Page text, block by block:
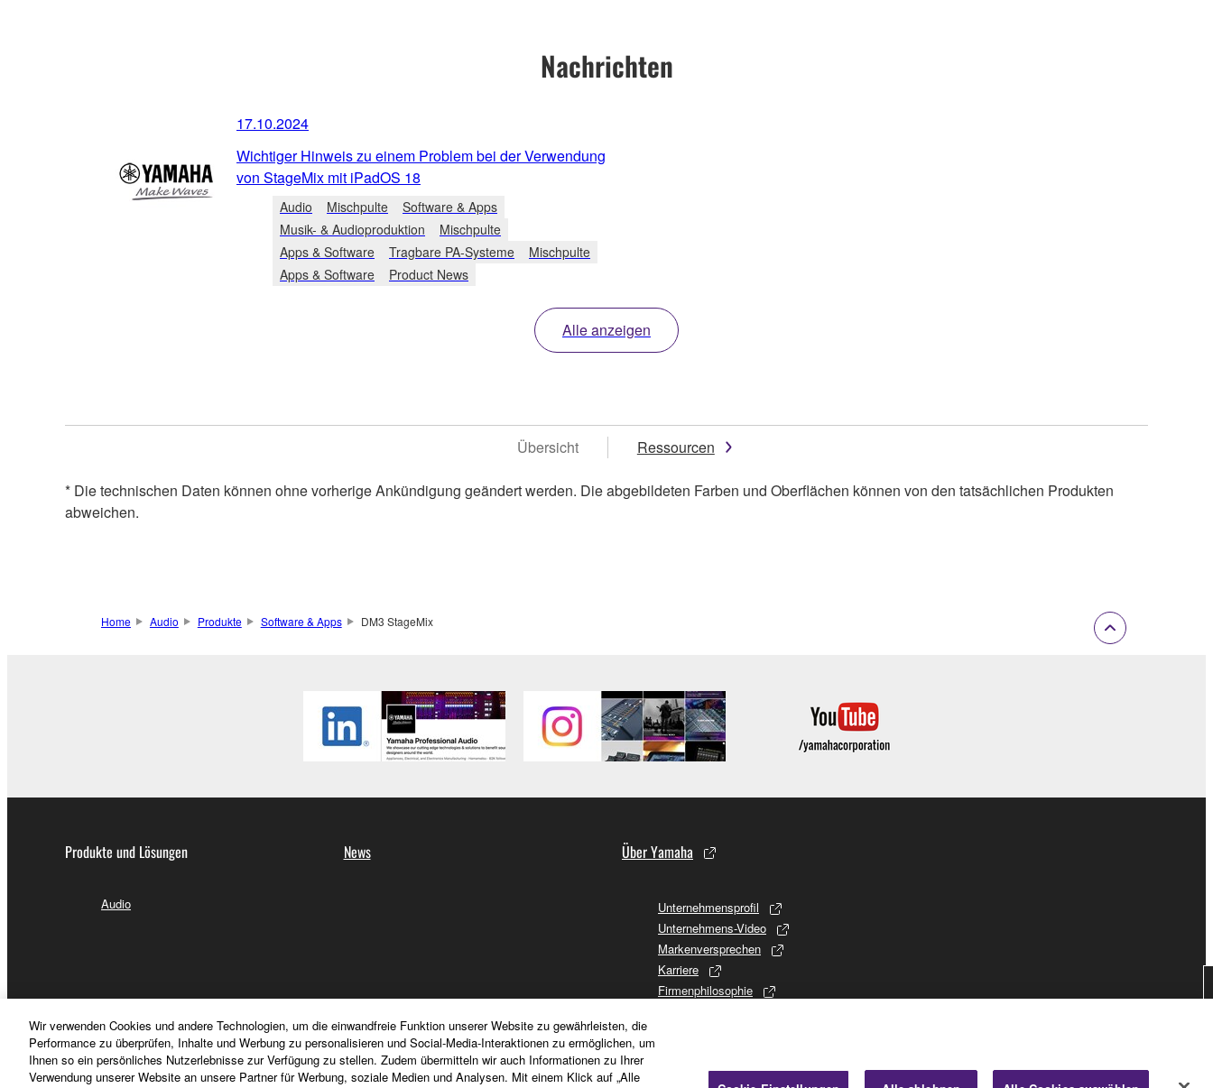
Nachrichten
17.10.2024
Wichtiger Hinweis zu einem Problem bei der Verwendung
von StageMix mit iPadOS 18
Audio Mischpulte
Software & Apps
Musik- & Audioproduktion
Mischpulte
Apps & Software
Tragbare PA-Systeme
Mischpulte
Apps & Software
Product News
Alle anzeigen
Übersicht Ressourcen
* Die technischen Daten können ohne vorherige Ankündigung geändert werden. Die abgebildeten Farben und Oberflächen können von den tatsächlichen Produkten
abweichen.
Home Audio Produkte Software & Apps DM3 StageMix
Produkte und Lösungen
Audio
News Über Yamaha
Unternehmensprofil
Unternehmens-Video
Markenversprechen
Karriere
Firmenphilosophie
CSR (Soziales Engagement)
Wir verwenden Cookies und andere Technologien, um die einwandfreie Funktion unserer Website zu gewährleisten, die
Performance zu überprüfen, Inhalte und Werbung zu personalisieren und Social-Media-Interaktionen zu ermöglichen, um
Ihnen so ein persönliches Nutzerlebnisse zur Verfügung zu stellen. Zudem übermitteln wir auch Informationen zu Ihrer
Verwendung unserer Website an unsere Partner für Werbung, soziale Medien und Analysen. Mit einem Klick auf „Alle